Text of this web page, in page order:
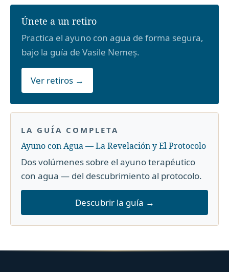
Únete a un retiro
Practica el ayuno con agua de forma segura,
bajo la guía de Vasile Nemeș.
Ver retiros →
LA GUÍA COMPLETA
Ayuno con Agua — La Revelación y El Protocolo
Dos volúmenes sobre el ayuno terapéutico
con agua — del descubrimiento al protocolo.
Descubrir la guía →